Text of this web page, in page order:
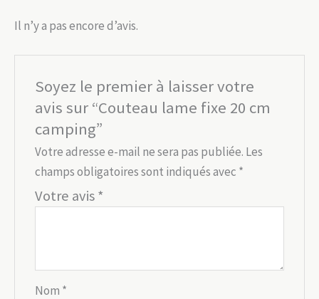
Il n’y a pas encore d’avis.
Soyez le premier à laisser votre
avis sur “Couteau lame fixe 20 cm
camping”
Votre adresse e-mail ne sera pas publiée. Les
champs obligatoires sont indiqués avec *
Votre avis*
Nom *